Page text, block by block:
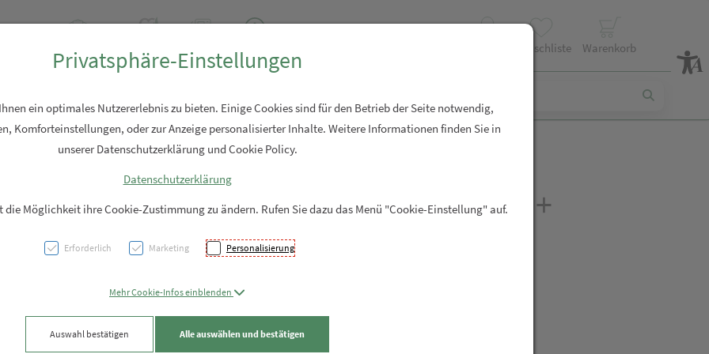
Wunschliste Warenkorb
LITOZIN Hagebutte +
Kollagen
47,95 EUR
Privatsphäre-Einstellungen
ein optimales Nutzererlebnis zu bieten. Einige Cookies sind für den Betrieb der Seite notwendig,
Komforteinstellungen, oder zur Anzeige personalisierter Inhalte. Weitere Informationen finden Sie in
unserer Datenschutzerklärung und Cookie Policy.
Datenschutzerklärung
die Möglichkeit ihre Cookie-Zustimmung zu ändern. Rufen Sie dazu das Menü "Cookie-Einstellung" auf.
Erforderlich Marketing Personalisierung
Mehr Cookie-Infos einblenden
Auswahl bestätigen Alle auswählen und bestätigen